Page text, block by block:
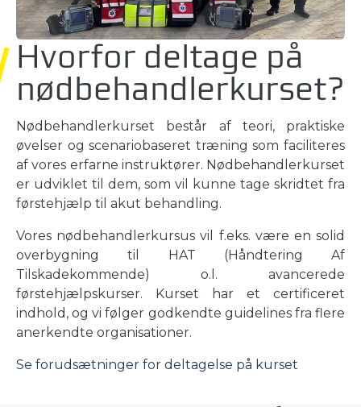
Hvorfor deltage på
nødbehandlerkurset?
Nødbehandlerkurset består af teori, praktiske
øvelser og scenariobaseret træning som faciliteres
af vores erfarne instruktører. Nødbehandlerkurset
er udviklet til dem, som vil kunne tage skridtet fra
førstehjælp til akut behandling.
Vores nødbehandlerkursus vil f.eks. være en solid
overbygning til HAT (Håndtering Af
Tilskadekommende) o.l. avancerede
førstehjælpskurser. Kurset har et certificeret
indhold, og vi følger godkendte guidelines fra flere
anerkendte organisationer.
Se forudsætninger for deltagelse på kurset